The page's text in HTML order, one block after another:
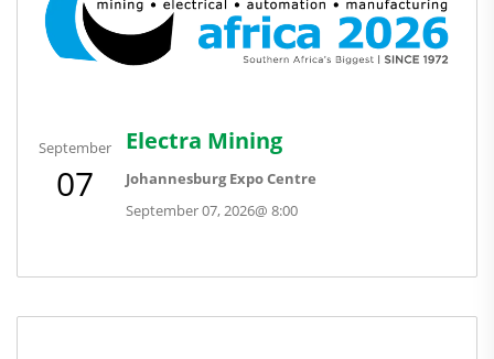
September
07
September 07, 2026@8:00
Electra Mining
Johannesburg Expo Centre